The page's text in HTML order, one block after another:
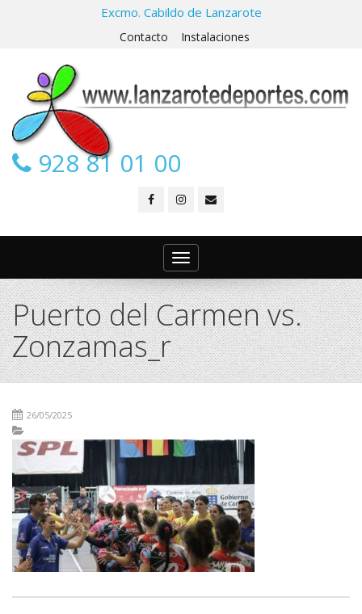
Excmo. Cabildo de Lanzarote
Contacto Instalaciones
928 81 01 00
Toggle
navigation
Puerto del Carmen vs.
Zonzamas_r
26/05/2025